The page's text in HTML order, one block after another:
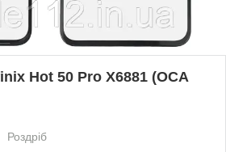
Hot 50 Pro X6881 (OCA
Роздріб